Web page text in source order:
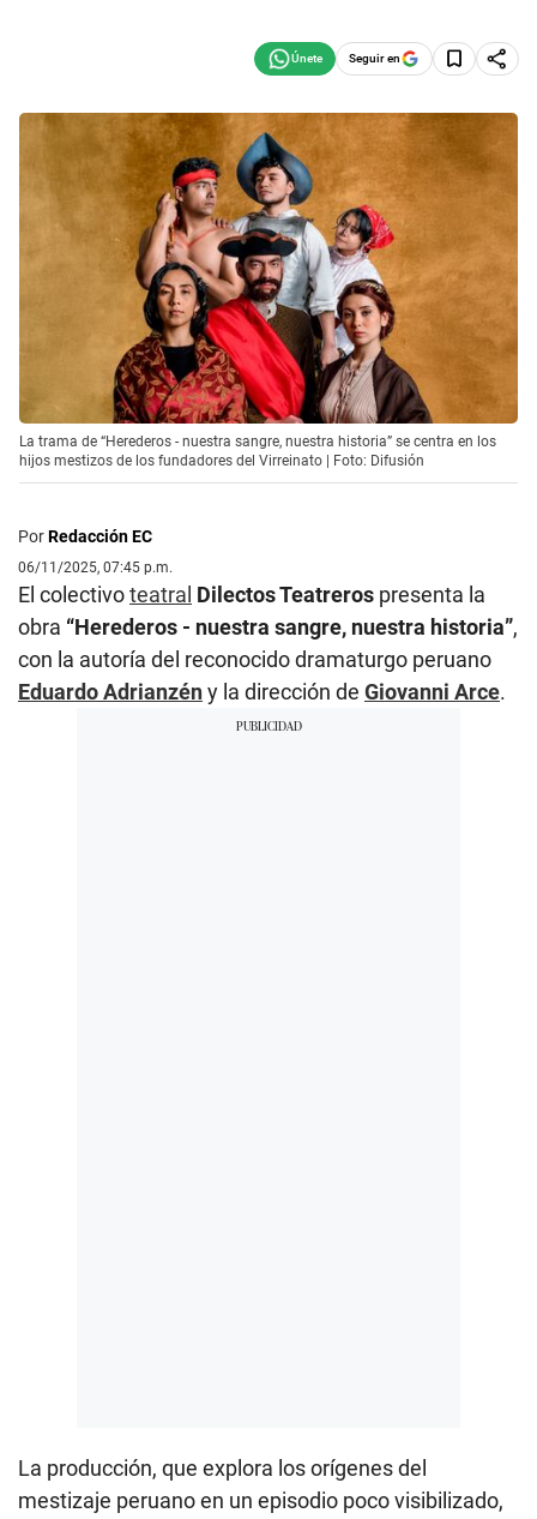
Seguir en
La trama de “Herederos - nuestra sangre, nuestra historia” se centra en los
hijos mestizos de los fundadores del Virreinato | Foto: Difusión
PorRedacción EC
06/11/2025, 07:45 p.m.
El colectivoteatral Dilectos Teatreros presenta la
obra “Herederos - nuestra sangre, nuestra historia”,
con la autoría del reconocido dramaturgo peruano
Eduardo Adrianzény la dirección de Giovanni Arce.
La producción, que explora los orígenes del
mestizaje peruano en un episodio poco visibilizado,